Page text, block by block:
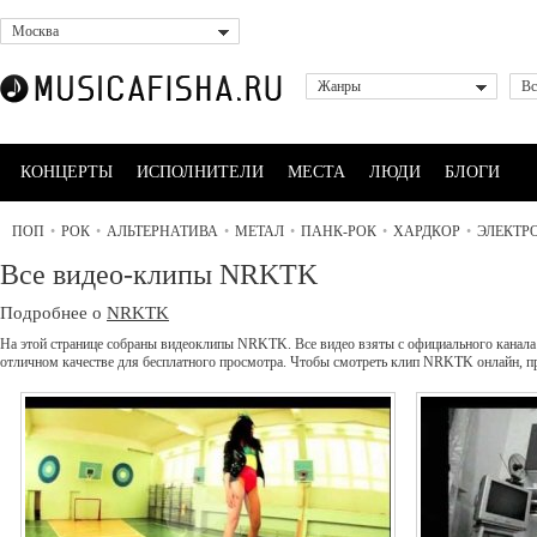
Москва
Жанры
КОНЦЕРТЫ ИСПОЛНИТЕЛИ МЕСТА ЛЮДИ БЛОГИ
ПОП • РОК • АЛЬТЕРНАТИВА • МЕТАЛ • ПАНК-РОК • ХАРДКОР •
Все видео-клипы NRKTK
Подробнее о NRKTK
На этой странице собраны видеоклипы NRKTK. Все видео взяты с официального
отличном качестве для бесплатного просмотра. Чтобы смотреть клип NRKTK